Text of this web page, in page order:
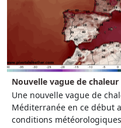
Nouvelle vague de
Une nouvelle vague de
Méditerranée en ce début
conditions